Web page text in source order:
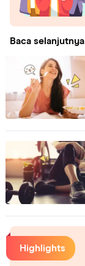
Baca selanjutnya
Highlights